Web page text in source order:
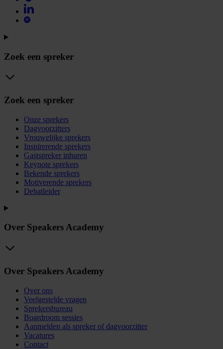
Zoek een spreker
Zoek een spreker
Onze sprekers
Dagvoorzitters
Vrouwelijke sprekers
Inspirerende sprekers
Gastspreker inhuren
Keynote sprekers
Bekende sprekers
Motiverende sprekers
Debatleider
Over Speakers Academy
Over Speakers Academy
Over ons
Veelgestelde vragen
Sprekersbureau
Boardroom sessies
Aanmelden als spreker of dagvoorzitter
Vacatures
Contact